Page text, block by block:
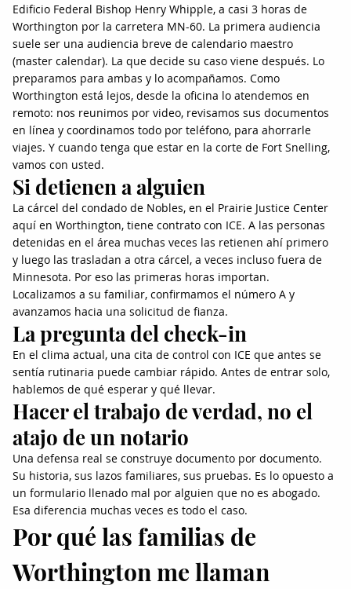
Edificio Federal Bishop Henry Whipple, a casi 3 horas de
Worthington por la carretera MN-60. La primera audiencia
suele ser una audiencia breve de calendario maestro
(master calendar). La que decide su caso viene después. Lo
preparamos para ambas y lo acompañamos. Como
Worthington está lejos, desde la oficina lo atendemos en
remoto: nos reunimos por video, revisamos sus documentos
en línea y coordinamos todo por teléfono, para ahorrarle
viajes. Y cuando tenga que estar en la corte de Fort Snelling,
vamos con usted.
Si detienen a alguien
La cárcel del condado de Nobles, en el Prairie Justice Center
aquí en Worthington, tiene contrato con ICE. A las personas
detenidas en el área muchas veces las retienen ahí primero
y luego las trasladan a otra cárcel, a veces incluso fuera de
Minnesota. Por eso las primeras horas importan.
Localizamos a su familiar, confirmamos el número A y
avanzamos hacia una solicitud de fianza.
La pregunta del check-in
En el clima actual, una cita de control con ICE que antes se
sentía rutinaria puede cambiar rápido. Antes de entrar solo,
hablemos de qué esperar y qué llevar.
Hacer el trabajo de verdad, no el
atajo de un notario
Una defensa real se construye documento por documento.
Su historia, sus lazos familiares, sus pruebas. Es lo opuesto a
un formulario llenado mal por alguien que no es abogado.
Esa diferencia muchas veces es todo el caso.
Por qué las familias de
Worthington me llaman